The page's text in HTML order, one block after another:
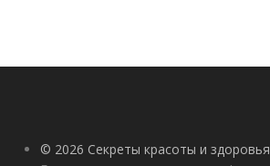
© 2026 Секреты красоты и здоровья